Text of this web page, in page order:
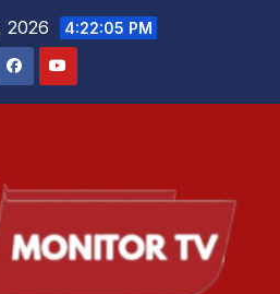
2026 4:22:05 PM